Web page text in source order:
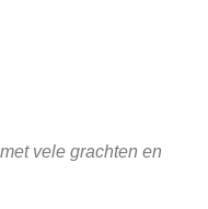
vele grachten en